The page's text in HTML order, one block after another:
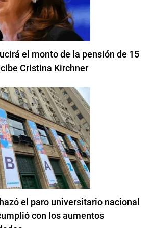
el monto de la pensión de 15
Cristina Kirchner
el paro universitario nacional
con los aumentos